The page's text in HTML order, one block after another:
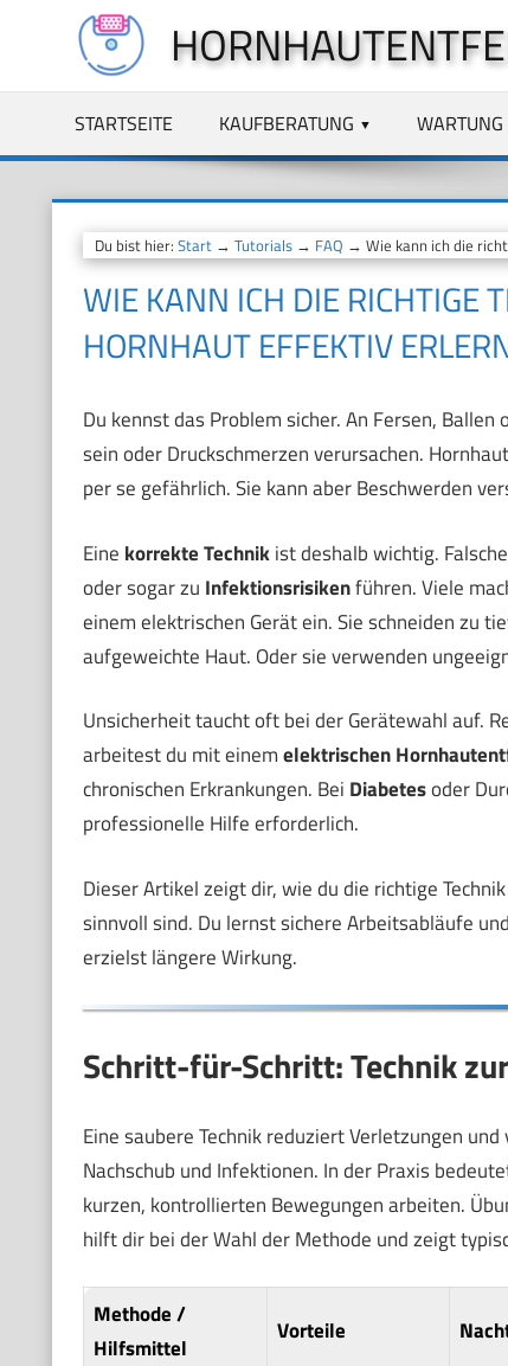
springen
STARTSEITE KAUFBERATUNG
Du bist hier: Start→ Tutorials→ FAQ → Wie kann ich die
WIE KANN ICH DIE RICHTIGE
HORNHAUT EFFEKTIV
Du kennst das Problem sicher. An Fersen, Ballen
sein oder Druckschmerzen verursachen.
per se gefährlich. Sie kann aber Beschwerden
Eine korrekte Technikist deshalb wichtig.
oder sogar zu Infektionsrisikenführen. Viele
einem elektrischen Gerät ein. Sie schneiden zu
aufgeweichte Haut. Oder sie verwenden
Unsicherheit taucht oft bei der Gerätewahl auf.
arbeitest du mit einemelektrischen
chronischen Erkrankungen. Bei Diabetesoder
professionelle Hilfe erforderlich.
Dieser Artikel zeigt dir, wie du die richtige
sinnvoll sind. Du lernst sichere Arbeitsabläufe
erzielst längere Wirkung.
Schritt-für-Schritt: Technik
Eine saubere Technik reduziert Verletzungen
Nachschub und Infektionen. In der Praxis
kurzen, kontrollierten Bewegungen arbeiten.
hilft dir bei der Wahl der Methode und zeigt
Methode /
Hilfsmittel
Vorteile